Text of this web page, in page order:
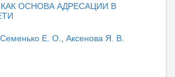
ОСНОВА АДРЕСАЦИИ В
Семенько Е. О.
Аксенова Я. В.